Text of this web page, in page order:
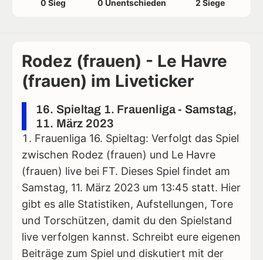
0 Sieg 0 Unentschieden 2 Siege
Rodez (frauen) - Le Havre
(frauen) im Liveticker
16. Spieltag 1. Frauenliga - Samstag,
11. März 2023
Frauenliga 16. Spieltag: Verfolgt das Spiel
zwischen Rodez (frauen) und Le Havre
(frauen) live bei FT. Dieses Spiel findet am
Samstag, 11. März 2023 um 13:45 statt. Hier
gibt es alle Statistiken, Aufstellungen, Tore
und Torschützen, damit du den Spielstand
live verfolgen kannst. Schreibt eure eigenen
Beiträge zum Spiel und diskutiert mit der